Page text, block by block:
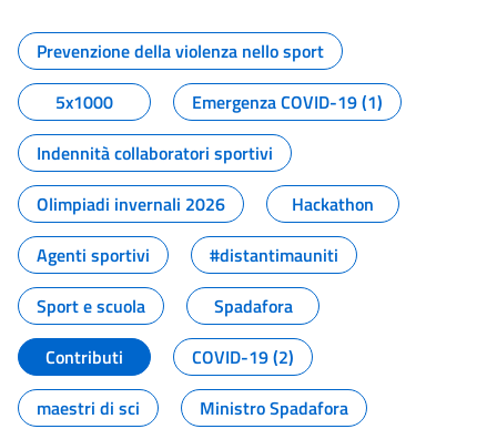
Tutti i contenuti della pagina
Prevenzione della violenza nello sport
5x1000
Emergenza COVID-19 (1)
Indennità collaboratori sportivi
Olimpiadi invernali 2026
Hackathon
Agenti sportivi
#distantimauniti
Sport e scuola
Spadafora
Contributi
COVID-19 (2)
maestri di sci
Ministro Spadafora